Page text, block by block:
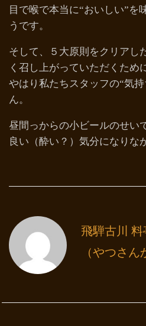
目で喉で本当に“おいしい”を
うです。
そして、５大原則をクリアし
く召し上がっていただくため
やはり私たちスタッフの“気
ん。
昼間っからの小ビールのせい
良い（酔い？）気分になりな
飛騨古川
（やつさん